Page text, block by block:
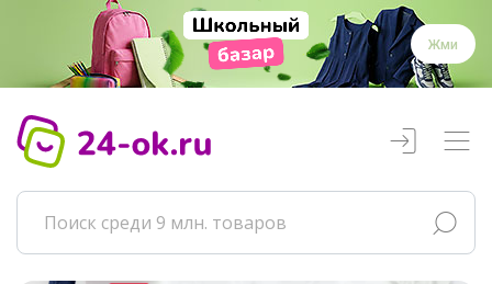
Жми